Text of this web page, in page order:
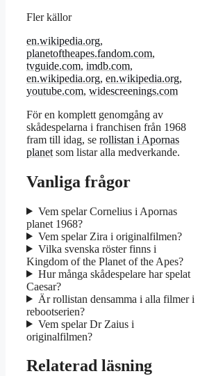
Fler källor
en.wikipedia.org,
planetoftheapes.fandom.com,
tvguide.com, imdb.com,
en.wikipedia.org, en.wikipedia.org,
youtube.com, widescreenings.com
För en komplett genomgång av
skådespelarna i franchisen från 1968
fram till idag, se rollistan i Apornas
planet som listar alla medverkande.
Vanliga frågor
Vem spelar Cornelius i Apornas
planet 1968?
Vem spelar Zira i originalfilmen?
Vilka svenska röster finns i
Kingdom of the Planet of the Apes?
Hur många skådespelare har spelat
Caesar?
Är rollistan densamma i alla filmer i
rebootserien?
Vem spelar Dr Zaius i
originalfilmen?
Relaterad läsning